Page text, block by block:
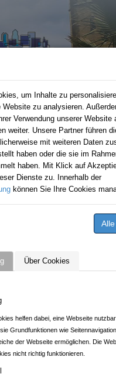
um Inhalte zu
zu analysieren.
Verwendung unserer Website
weiter. Unsere Partner führen
mit weiteren Daten
haben oder die sie im
haben. Mit Klick auf
Dienste zu. Innerhalb der
können Sie Ihre Cookies
Über Cookies
helfen dabei, eine Webseite
Grundfunktionen wie
der Webseite ermöglichen. Die
nicht richtig funktionieren.
BAD
Geschmackvoll Food Club
DER